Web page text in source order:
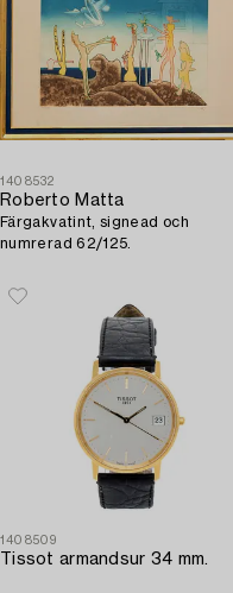
1408532
Roberto Matta
Färgakvatint, signead och
numrerad 62/125.
1408509
Tissot armandsur 34 mm.